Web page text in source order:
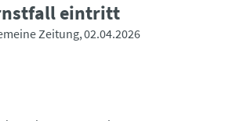
eintritt
Zeitung 02.04.2026